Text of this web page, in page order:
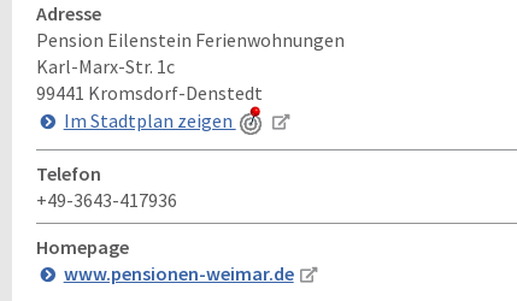
Adresse
Pension Eilenstein Ferienwohnungen
Karl-Marx-Str. 1c
99441 Kromsdorf-Denstedt
Im Stadtplan zeigen
Telefon
+49-3643-417936
Homepage
www.pensionen-weimar.de